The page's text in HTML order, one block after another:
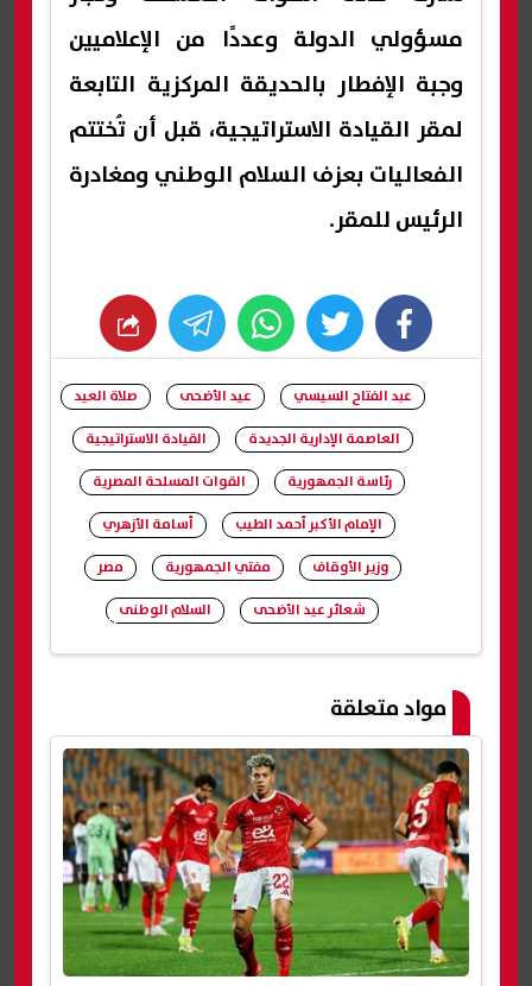
مسؤولي الدولة وعددًا من الإعلاميين
وجبة الإفطار بالحديقة المركزية التابعة
لمقر القيادة الاستراتيجية، قبل أن تُختتم
الفعاليات بعزف السلام الوطني ومغادرة
الرئيس للمقر.
facebook
twitter
whats
شارك
عبد الفتاح السيسي عيد الأضحى
صلاة العيد
العاصمة الإدارية الجديدة
القيادة الاستراتيجية
رئاسة الجمهورية
القوات المسلحة المصرية
الإمام الأكبر أحمد الطيب
أسامة الأزهري
وزير الأوقاف
مفتي الجمهورية
مصر
شعائر عيد الأضحى
السلام الوطنى
مواد متعلقة